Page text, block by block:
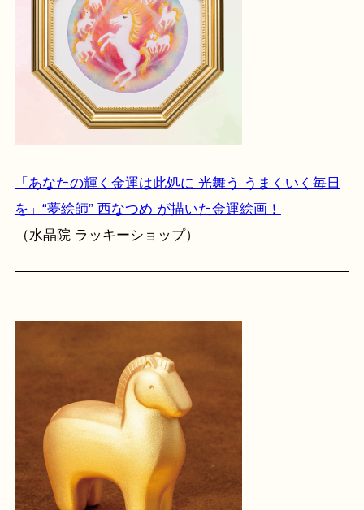
「あなたの輝く金運は此処に 光舞う うまくいく毎日
を」“夢絵師” 西なつめ が描いた金運絵画！
（水晶院 ラッキーショップ）